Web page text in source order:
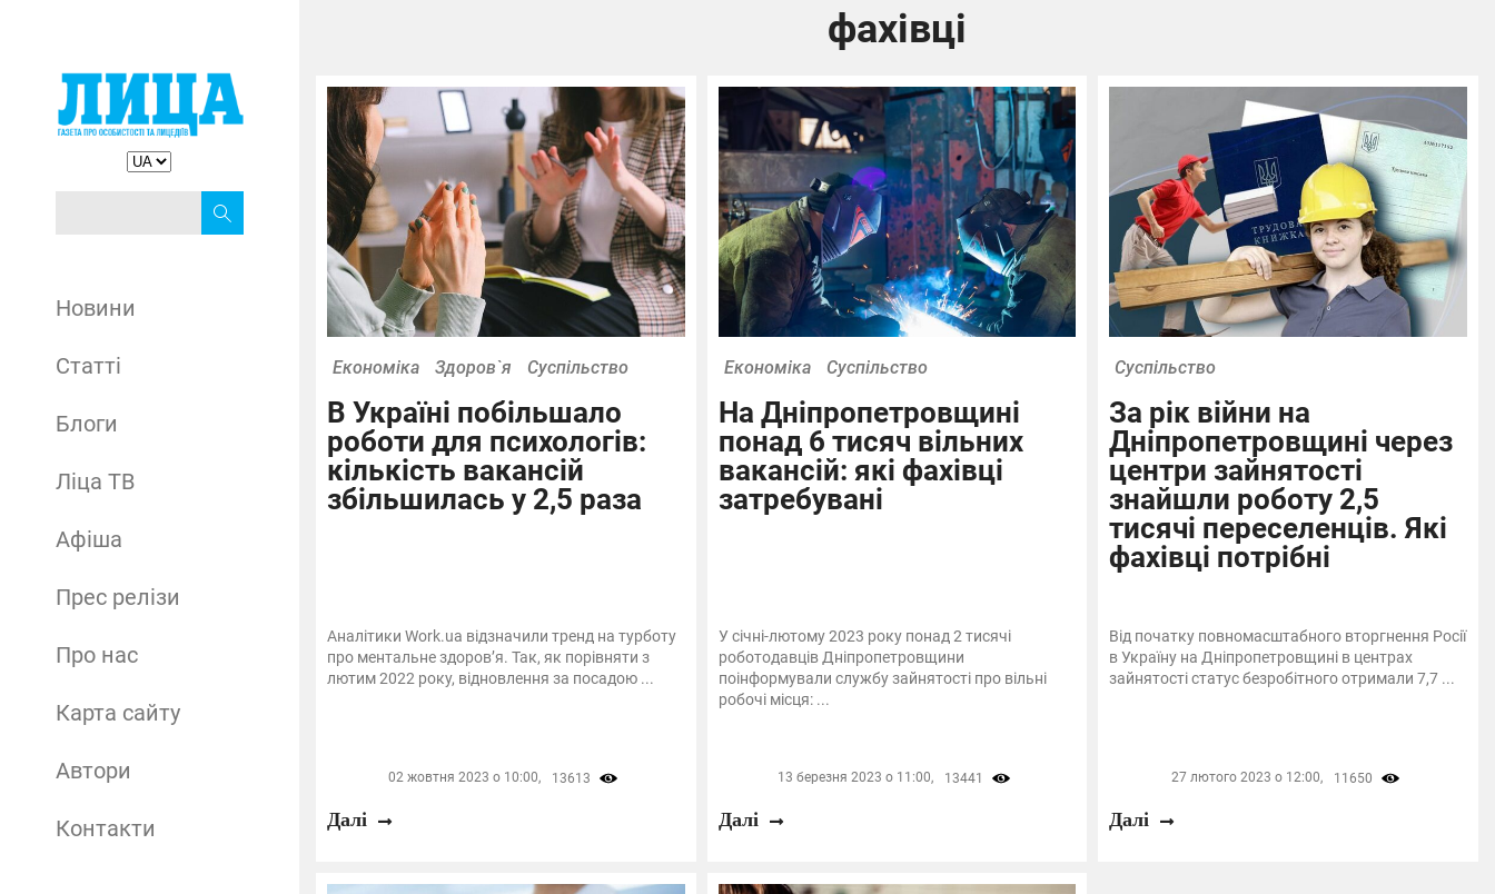
Новини
Статті
Блоги
Ліца ТВ
Афіша
Прес релізи
Про нас
Карта сайту
Автори
Контакти
фахівці
Економіка Здоров`я Суспільство
В Україні побільшало
роботи для психологів:
кількість вакансій
збільшилась у 2,5 раза
Аналітики Work.ua відзначили тренд на турботу
про ментальне здоровʼя. Так, як порівняти з
лютим 2022 року, відновлення за посадою ...
02 жовтня 2023 о 10:00, 13613
Далі
Економіка Суспільство
На Дніпропетровщині
понад 6 тисяч вільних
вакансій: які фахівці
затребувані
У січні-лютому 2023 року понад 2 тисячі
роботодавців Дніпропетровщини
поінформували службу зайнятості про вільні
робочі місця: ...
13 березня 2023 о 11:00, 13441
Далі
Суспільство
За рік війни на
Дніпропетровщині через
центри зайнятості
знайшли роботу 2,5
тисячі переселенців. Які
фахівці потрібні
Від початку повномасштабного вторгнення Росії
в Україну на Дніпропетровщині в центрах
зайнятості статус безробітного отримали 7,7 ...
27 лютого 2023 о 12:00, 11650
Далі